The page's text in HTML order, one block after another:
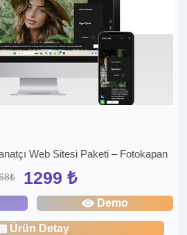
Web Sitesi Paketi – Fotokapan
1299 ₺
Demo
Ürün Detay